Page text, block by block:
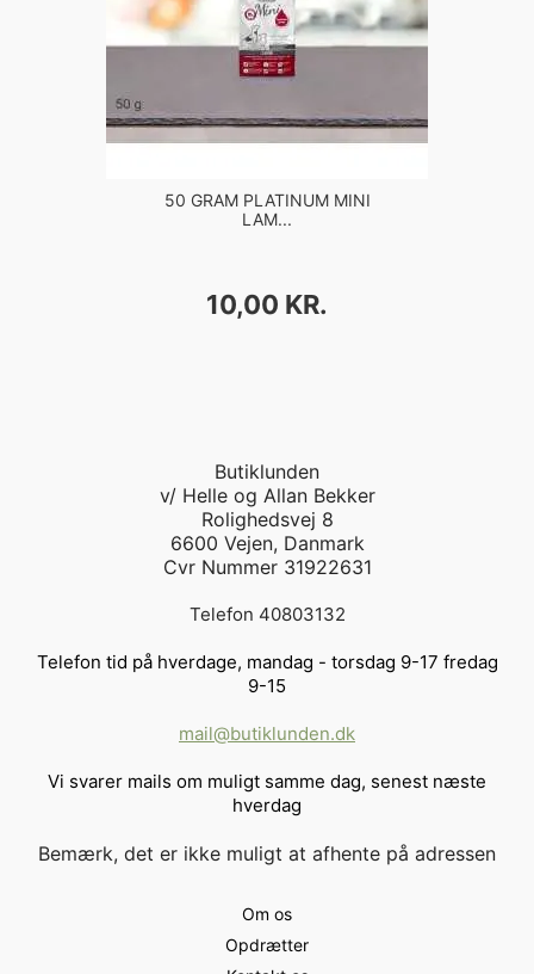
50 GRAM PLATINUM MINI
LAM...
PRIS
10,00 KR.
Butiklunden
v/ Helle og Allan Bekker
Rolighedsvej 8
6600 Vejen, Danmark
Cvr Nummer 31922631
Telefon 40803132
Telefon tid på hverdage, mandag - torsdag 9-17 fredag
9-15
mail@butiklunden.dk
Vi svarer mails om muligt samme dag, senest næste
hverdag
Bemærk, det er ikke muligt at afhente på adressen
Om os
Opdrætter